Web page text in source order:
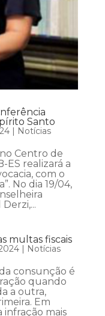
Santo
| Notícias
no Centro de
ES realizará a
com o
No dia 19/04,
multas fiscais
| Notícias
consunção é
quando
a outra,
Em
infração mais